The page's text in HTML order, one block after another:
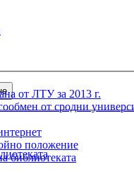
от ЛТУ за 2013 г.
от сродни
положение
библиотеката